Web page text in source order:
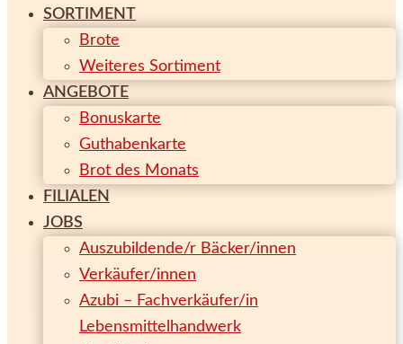
SORTIMENT
Brote
Weiteres Sortiment
ANGEBOTE
Bonuskarte
Guthabenkarte
Brot des Monats
FILIALEN
JOBS
Auszubildende/r Bäcker/innen
Verkäufer/innen
Azubi – Fachverkäufer/in
Lebensmittelhandwerk